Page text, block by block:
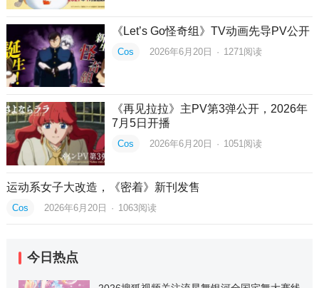
《Let’s Go怪奇组》TV动画先导PV公开
Cos 2026年6月20日 · 1271 阅读
《再见拉拉》主PV第3弹公开，2026年
7月5日开播
Cos 2026年6月20日 · 1051阅读
运动系女子大改造，《密着》新刊发售
Cos 2026年6月20日 · 1063阅读
今日热点